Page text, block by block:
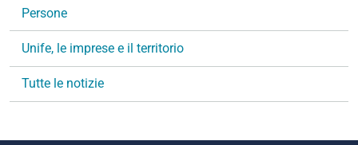
a
i
n
Persone
Unife, le imprese e il territorio
Tutte le notizie